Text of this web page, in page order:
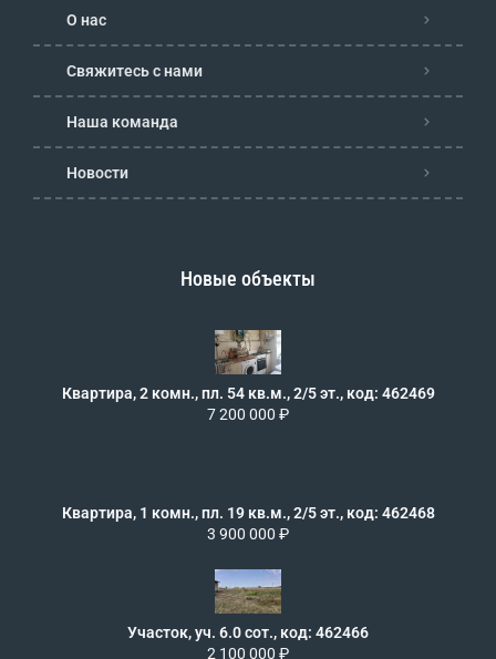
О нас
Свяжитесь с нами
Наша команда
Новости
Новые объекты
Квартира, 2 комн., пл. 54 кв.м., 2/5 эт., код: 462469
7 200 000 ₽
Квартира, 1 комн., пл. 19 кв.м., 2/5 эт., код: 462468
3 900 000 ₽
Участок, уч. 6.0 сот., код: 462466
2 100 000 ₽